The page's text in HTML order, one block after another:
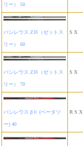
リー） 50
バシレウス ZⅢ（ゼットス
リー） 60
S X
バシレウス ZⅢ（ゼットス
リー） 70
S X
バシレウス βⅡ (ベータツ
ー) 40
R S X